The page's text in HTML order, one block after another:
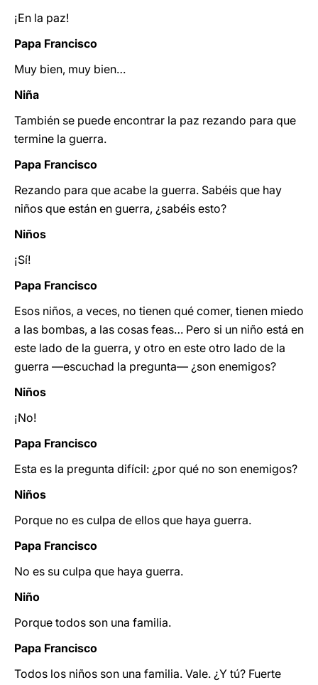
¡En la paz!
Papa Francisco
Muy bien, muy bien…
Niña
También se puede encontrar la paz rezando para que
termine la guerra.
Papa Francisco
Rezando para que acabe la guerra. Sabéis que hay
niños que están en guerra, ¿sabéis esto?
Niños
¡Sí!
Papa Francisco
Esos niños, a veces, no tienen qué comer, tienen miedo
a las bombas, a las cosas feas… Pero si un niño está en
este lado de la guerra, y otro en este otro lado de la
guerra —escuchad la pregunta— ¿son enemigos?
Niños
¡No!
Papa Francisco
Esta es la pregunta difícil: ¿por qué no son enemigos?
Niños
Porque no es culpa de ellos que haya guerra.
Papa Francisco
No es su culpa que haya guerra.
Niño
Porque todos son una familia.
Papa Francisco
Todos los niños son una familia. Vale. ¿Y tú? Fuerte